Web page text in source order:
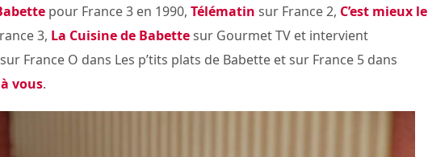
pour France 3 en 1990, Télématin sur France 2, C’est mieux le
3, La Cuisine de Babettesur Gourmet TV et intervient
France O dans Les p’tits plats de Babette et sur France 5 dans
à vous.